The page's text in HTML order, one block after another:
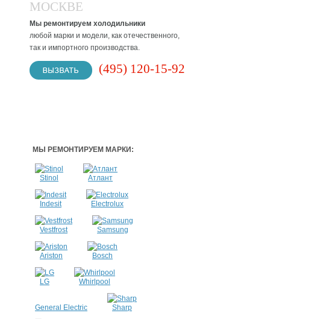
МОСКВЕ
Мы ремонтируем холодильники
любой марки и модели, как отечественного,
так и импортного производства.
(495) 120-15-92
МЫ РЕМОНТИРУЕМ МАРКИ:
Stinol Атлант
Indesit Electrolux
Vestfrost Samsung
Ariston Bosch
LG Whirlpool
General Electric Sharp